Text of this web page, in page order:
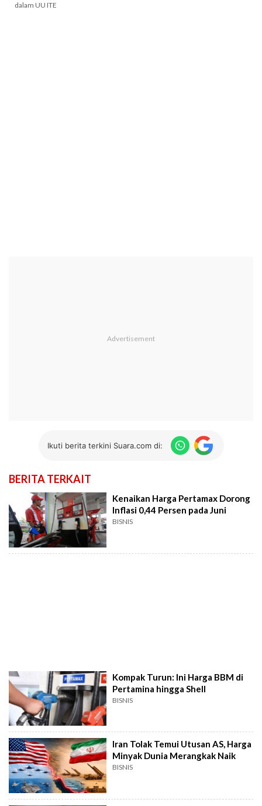
dalam UU ITE
Ikuti berita terkini Suara.com di:
BERITA TERKAIT
Kenaikan Harga Pertamax Dorong
Inflasi 0,44 Persen pada Juni
BISNIS
Kompak Turun: Ini Harga BBM di
Pertamina hingga Shell
BISNIS
Iran Tolak Temui Utusan AS, Harga
Minyak Dunia Merangkak Naik
BISNIS